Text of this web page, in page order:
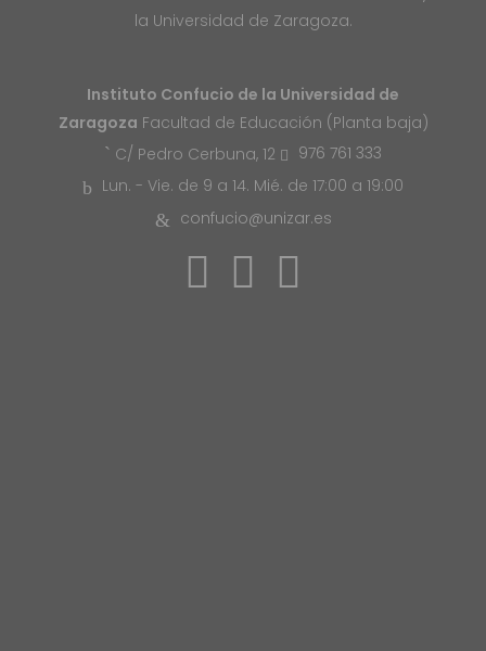
la Universidad de Zaragoza.
Instituto Confucio de la Universidad de
Zaragoza Facultad de Educación (Planta baja)
C/ Pedro Cerbuna, 12
976 761 333
Lun. - Vie. de 9 a 14. Mié. de 17:00 a 19:00
confucio@unizar.es